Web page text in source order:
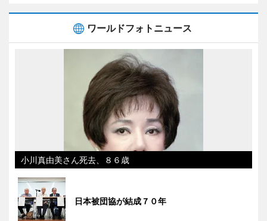
ワールドフォトニュース
小川真由美さん死去、８６歳
日本被団協が結成７０年